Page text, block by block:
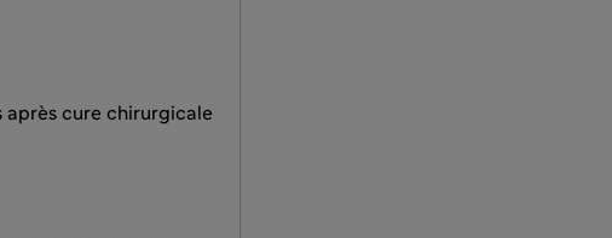
après cure chirurgicale